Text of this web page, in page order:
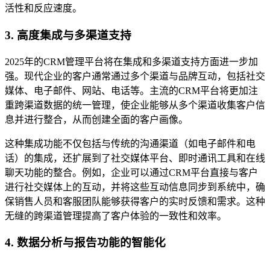
活性和反应速度。
3. 高度集成与多渠道支持
2025年的CRM管理平台将在集成和多渠道支持方面进一步加
强。现代企业的客户通常通过多个渠道与品牌互动，包括社交
媒体、电子邮件、网站、电话等。主流的CRM平台将更加注
重跨渠道数据的统一管理，使企业能够从多个渠道收集客户信
息并进行整合，从而创建全面的客户画像。
这种集成功能不仅包括与传统的沟通渠道（如电子邮件和电
话）的集成，还扩展到了社交媒体平台、即时通讯工具和在线
聊天功能的整合。例如，企业可以通过CRM平台直接与客户
进行社交媒体上的互动，并将这些互动信息同步到系统中，确
保销售人员和客服团队能够获得客户的实时反馈和需求。这种
无缝的跨渠道管理提高了客户体验的一致性和效率。
4. 数据分析与报告功能的智能化